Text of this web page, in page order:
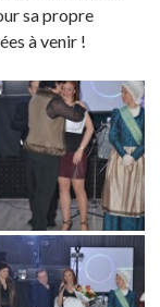
sa propre
à venir !